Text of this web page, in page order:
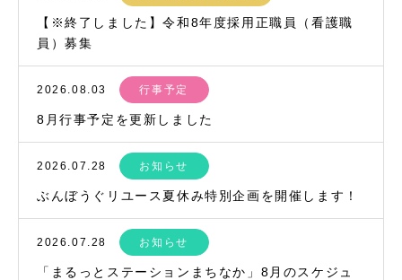
【※終了しました】令和8年度採用正職員（看護職
員）募集
2026.08.03 行事予定
8月行事予定を更新しました
2026.07.28 お知らせ
ぶんぼうぐリユース夏休み特別企画を開催します！
2026.07.28 お知らせ
「まるっとステーションまちなか」8月のスケジュ